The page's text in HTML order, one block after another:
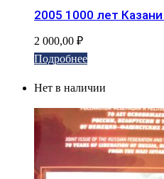
2005 1000 лет
2 000,00 ₽
Подробнее
Нет в наличии